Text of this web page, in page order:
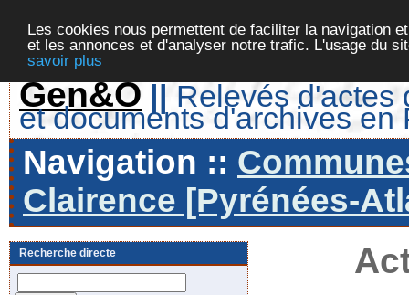
Les cookies nous permettent de faciliter la navigation
et les annonces et d'analyser notre trafic. L'usage du
savoir plus
Gen&O || Relevés d'actes
et documents d'archives en
Navigation ::
Clairence [Pyrénées-
Recherche directe